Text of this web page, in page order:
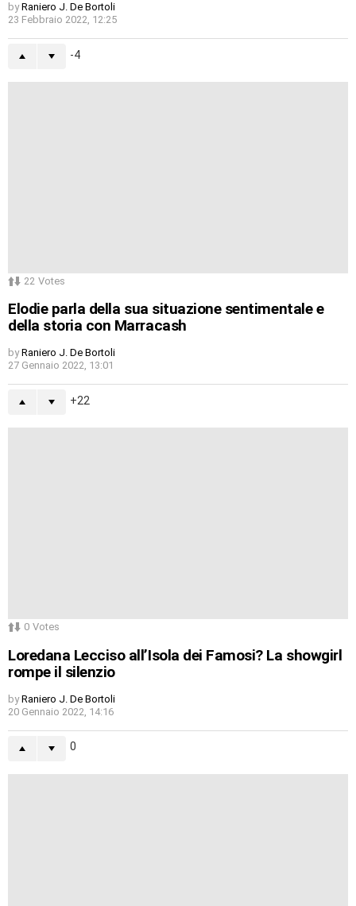
by Raniero J. De Bortoli
23 Febbraio 2022, 12:25
-4
22 Votes
Elodie parla della sua situazione sentimentale e
della storia con Marracash
by Raniero J. De Bortoli
27 Gennaio 2022, 13:01
22
0 Votes
Loredana Lecciso all’Isola dei Famosi? La showgirl
rompe il silenzio
by Raniero J. De Bortoli
20 Gennaio 2022, 14:16
0